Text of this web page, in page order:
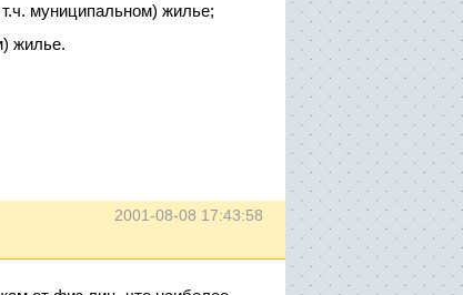
муниципальном) жилье;
жилье.
2001-08-08 17:43:58